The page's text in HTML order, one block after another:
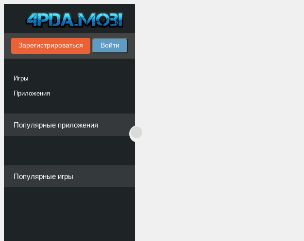
Зарегистрироваться Войти
Игры
Приложения
Популярные приложения
Популярные игры